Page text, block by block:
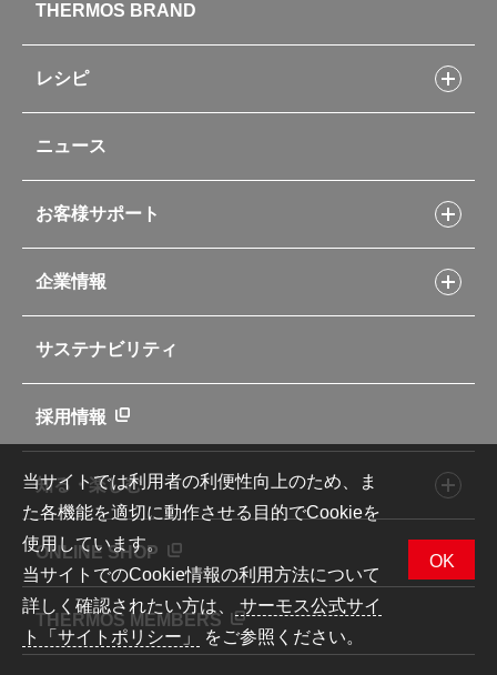
水筒
お弁当
キッチン用品
ポット・アイスペール
コーヒーメーカー
ソフトクーラー・バッグ
自転車専用ボトル
アパレル小物
新製品一覧
カタログ
THERMOS BRAND
レシピ
フライパンレシピ
シャトルシェフレシピ
スープジャーレシピ
イージースモーカーレシピ
レシピ本のご紹介
ニュース
お客様サポート
交換用部品の購入方法
部品の種類や販売状況を調べる
よくあるご質問・お問い合わせ
企業情報
企業理念
会社概要
ニュース
世界のサーモス
サーモスの歴史
サステナビリティ
採用情報
知る・楽しむ
知る・楽しむトップ
クラブサーモス
WEBマガジン
お弁当にエールを込めて
魔法びんの秘密
ONLINE SHOP
THERMOS MEMBERS
当サイトでは利用者の利便性向上のため、ま
た各機能を適切に動作させる目的でCookieを
使用しています。
当サイトでのCookie情報の利用方法について
詳しく確認されたい方は、
サーモス公式サイ
ト「サイトポリシー」
をご参照ください。
OK